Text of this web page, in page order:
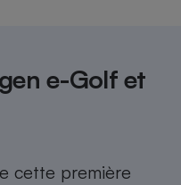
e-Golf et
cette première
bouteille
Matelas